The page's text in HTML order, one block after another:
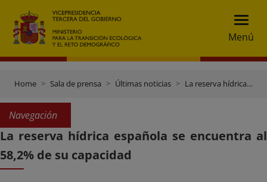
Menú
Home Sala de prensa Últimas noticias La reserva hídrica española se encuentra al 58,2% de su capacidad
Navegación
La reserva hídrica española se encuentra al
58,2% de su capacidad